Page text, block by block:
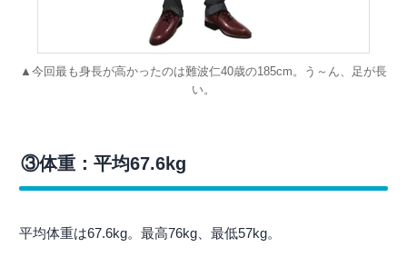
▲今回最も身長が高かったのは難波仁40歳の185cm。う～ん、足が長
い。
③体重：平均67.6kg
平均体重は67.6kg。最高76kg、最低57kg。